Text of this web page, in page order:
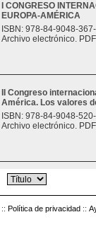
I CONGRESO
EUROPA-AMÉRICA
ISBN: 978-84-9048-
Archivo electrónico.
II Congreso
América. Los valores
ISBN: 978-84-9048-
Archivo electrónico.
:: Política de privacidad ::